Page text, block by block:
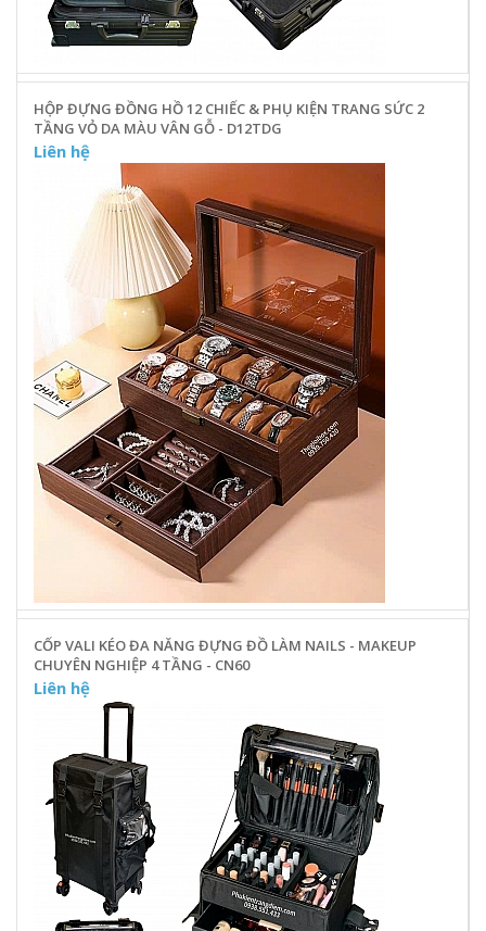
HỘP ĐỰNG ĐỒNG HỒ 12 CHIẾC & PHỤ KIỆN TRANG SỨC 2
TẦNG VỎ DA MÀU VÂN GỖ - D12TDG
Liên hệ
CỐP VALI KÉO ĐA NĂNG ĐỰNG ĐỒ LÀM NAILS - MAKEUP
CHUYÊN NGHIỆP 4 TẦNG - CN60
Liên hệ